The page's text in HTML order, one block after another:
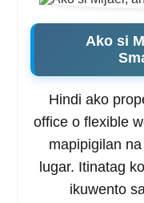
Ako si
Hindi ako
office o flexible
mapipigilan
lugar. Itinatag
ikuwento